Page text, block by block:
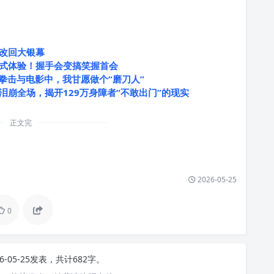
回大银幕
体验！握手会变搞笑握首会
击与电影中，我甘愿做个“磨刀人”
崩全场，揭开129万身障者“不敢出门”的现实
正文完
2026-05-25
0
05-25发表，共计682字。